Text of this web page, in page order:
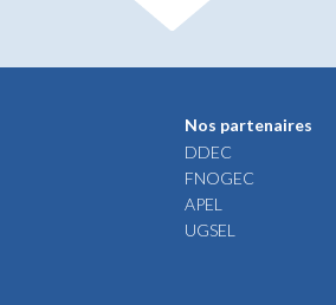
Nos partenaires
DDEC
FNOGEC
APEL
UGSEL